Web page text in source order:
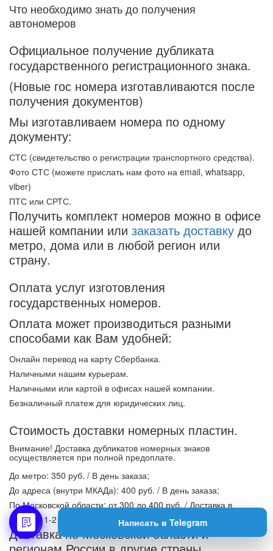
Написать в Telegram
Что необходимо знать до получения
автономеров
Официальное получение дубликата
государственного регистрационного знака.
(Новые гос номера изготавливаются после
получения документов)
Мы изготавливаем номера по одному
документу:
СТС (свидетельство о регистрации транспортного средства).
Фото СТС (можете прислать нам фото на email, whatsapp,
viber)
ПТС или СРТС.
Получить комплект номеров можно в офисе
нашей компании или заказать доставку до
метро, дома или в любой регион или
страну.
Оплата услуг изготовления
государственных номеров.
Оплата может производиться разными
способами как Вам удобней:
Онлайн перевод на карту Сбербанка.
Наличными нашим курьерам.
Наличными или картой в офисах нашей компании.
Безналичный платеж для юридических лиц.
Стоимость доставки номерных пластин.
Внимание! Доставка дубликатов номерных знаков
осуществляется при полной предоплате.
До метро: 350 руб. / В день заказа;
До адреса (внутри МКАДа): 400 руб. / В день заказа;
По Московской области: от 300 до 400 руб. / Доставка в
течении 1-2 дней.
Доставка по Московской области и